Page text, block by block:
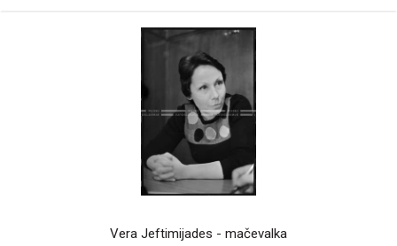
Vera Jeftimijades - mačevalka